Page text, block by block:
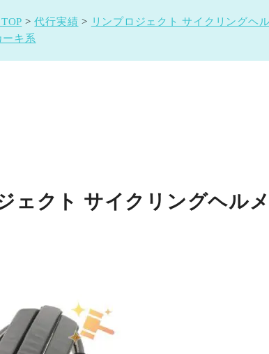
>代行実績 > リンプロジェクト サイクリングヘ
キ系
ェクト サイクリングヘル